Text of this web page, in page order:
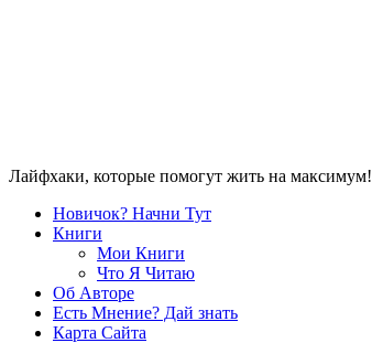
Лайфхаки, которые помогут жить на максимум!
Новичок? Начни Тут
Книги
Мои Книги
Что Я Читаю
Об Авторе
Есть Мнение? Дай знать
Карта Сайта